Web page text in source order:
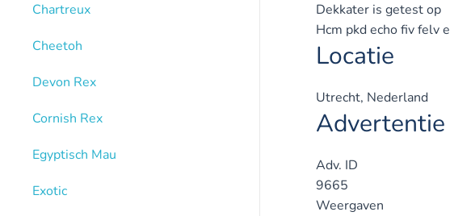
Dekkater is getest op
Hcm pkd echo fiv felv
Locatie
Utrecht, Nederland
Adv. ID
9665
Weergaven
Chartreux
Cheetoh
Devon Rex
Cornish Rex
Egyptisch Mau
Exotic